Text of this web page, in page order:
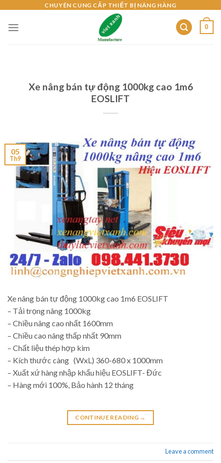
content
CHUYÊN CUNG CẤP THIẾT BỊ NÂNG HÀNG
0
Xe nâng bán tự động 1000kg cao 1m6
EOSLIFT
05
Th9
Xe nâng bán tự động 1000kg cao 1m6 EOSLIFT
– Tải trọng nâng 1000kg
– Chiều nâng cao nhất 1600mm
– Chiều cao nâng thấp nhất 90mm
– Chất liệu thép hợp kim
– Kích thước càng (WxL) 360-680 x 1000mm
– Xuất xứ hàng nhập khẩu hiệu EOSLIFT- Đức
– Hàng mới 100%, Bảo hành 12 tháng
CONTINUE READING →
Leave a comment